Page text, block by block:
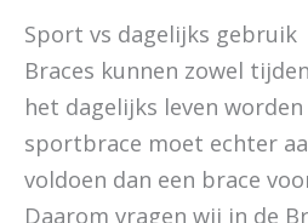
Sport vs dagelijks gebruik
Braces kunnen zowel
het dagelijks leven worden
sportbrace moet echter
voldoen dan een brace
Daarom vragen wij in de